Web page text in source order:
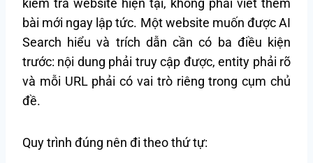
bài mới ngay lập tức. Một website muốn được AI
Search hiểu và trích dẫn cần có ba điều kiện
trước: nội dung phải truy cập được, entity phải rõ
và mỗi URL phải có vai trò riêng trong cụm chủ
đề.
Quy trình đúng nên đi theo thứ tự: